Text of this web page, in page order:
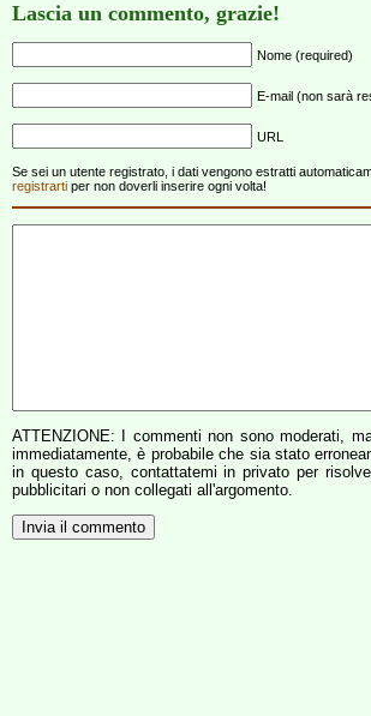
Lascia un commento, grazie!
Nome (required)
E-mail (non sarà
URL
Se sei un utente registrato, i dati vengono estratti
registrarti per non doverli inserire ogni volta!
ATTENZIONE: I commenti non sono moderati,
immediatamente, è probabile che sia stato
in questo caso, contattatemi in privato per
pubblicitari o non collegati all'argomento.